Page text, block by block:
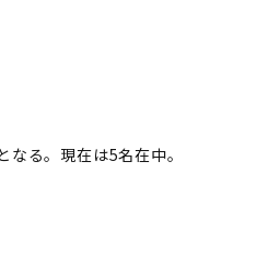
る。現在は5名在中。